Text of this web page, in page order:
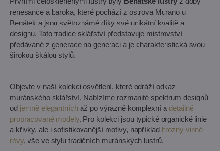
renesance a baroka, které pochází z ostrova Murano u
Benátek a jsou světoznámé díky své unikátní kvalitě a
designu. Tato tradice sklářství představuje mistrovství
předávané z generace na generaci a je charakteristická svou
širokou škálou stylů.
Objevte v naší kolekci osvětlení, které odráží odkaz
muránského sklářství. Nabízíme rozmanité spektrum designů
od jemně elegantních až po výrazně komplexní a detailně
propracované modely. Pro kolekci jsou typické organické linie
a křivky, ale i sofistikovanější motivy, například hrozny vinné
révy, vše ve stylu tradičních muránských lustrů.